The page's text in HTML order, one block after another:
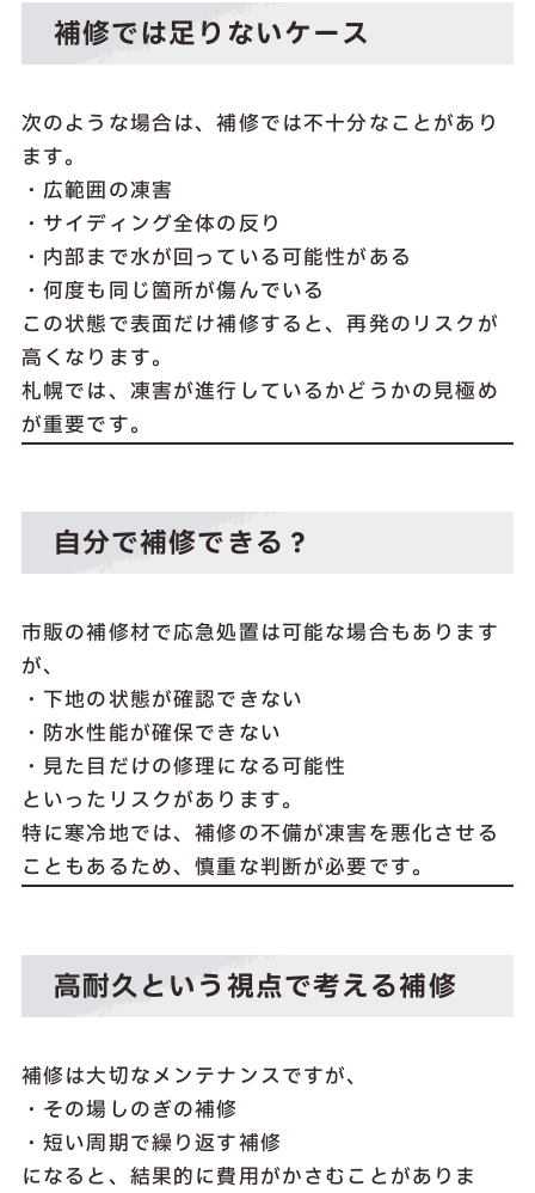
補修では足りないケース
次のような場合は、補修では不十分なことがあり
ます。
・広範囲の凍害
・サイディング全体の反り
・内部まで水が回っている可能性がある
・何度も同じ箇所が傷んでいる
この状態で表面だけ補修すると、再発のリスクが
高くなります。
札幌では、凍害が進行しているかどうかの見極め
が重要です。
自分で補修できる？
市販の補修材で応急処置は可能な場合もあります
が、
・下地の状態が確認できない
・防水性能が確保できない
・見た目だけの修理になる可能性
といったリスクがあります。
特に寒冷地では、補修の不備が凍害を悪化させる
こともあるため、慎重な判断が必要です。
高耐久という視点で考える補修
補修は大切なメンテナンスですが、
・その場しのぎの補修
・短い周期で繰り返す補修
になると、結果的に費用がかさむことがありま